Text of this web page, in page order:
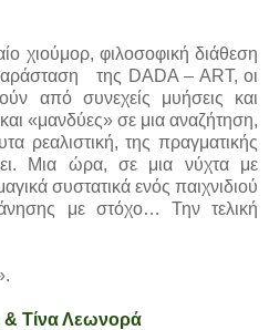
χιούμορ, φιλοσοφική διάθεση
της DADA – ART, οι
από συνεχείς μυήσεις και
«μανδύες» σε μια αναζήτηση,
ρεαλιστική, της πραγματικής
Μια ώρα, σε μια νύχτα με
συστατικά ενός παιχνιδιού
με στόχο… Την τελική
& Τίνα Λεωνορά